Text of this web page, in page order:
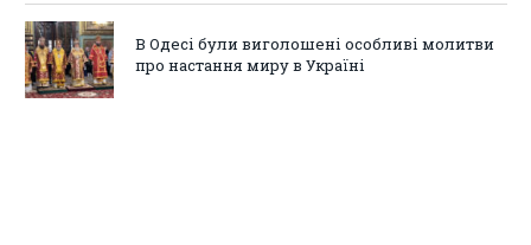
В Одесі були виголошені особливі молитви
про настання миру в Україні